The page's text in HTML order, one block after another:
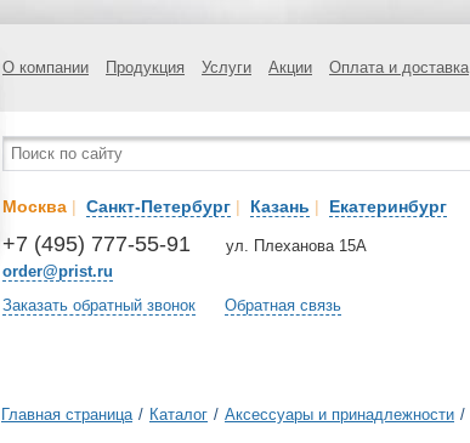
О компании Продукция Услуги Акции Оплата и доставка
Москва | Санкт-Петербург | Казань | Екатеринбург
+7 (495) 777-55-91
order@prist.ru
ул. Плеханова 15А
Заказать обратный звонок Обратная связь
Главная страница / Каталог / Аксессуары и принадлежности /